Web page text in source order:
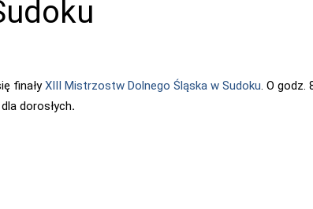
finałyXIII Mistrzostw Dolnego Śląska w Sudoku. O godz.
dla dorosłych.